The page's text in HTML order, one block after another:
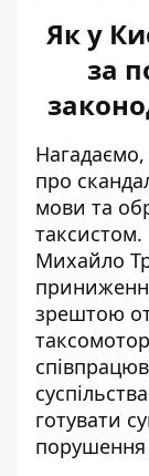
Як у
за
про
мови та
Михайло
зрештою
готувати
порушення